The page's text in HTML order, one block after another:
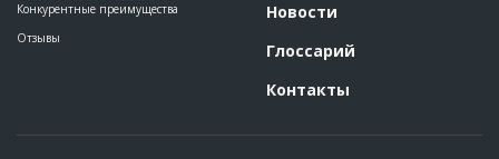
Конкурентные преимущества
Отзывы
Новости
Глоссарий
Контакты